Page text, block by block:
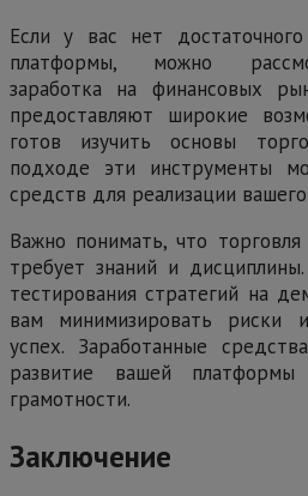
Если у вас нет
платформы, можно
заработка на финансовых
предоставляют широкие
готов изучить основы
подходе эти инструменты
средств для реализации
Важно понимать, что
требует знаний и
тестирования стратегий на
вам минимизировать риски
успех. Заработанные
развитие вашей платформы
грамотности.
Заключение